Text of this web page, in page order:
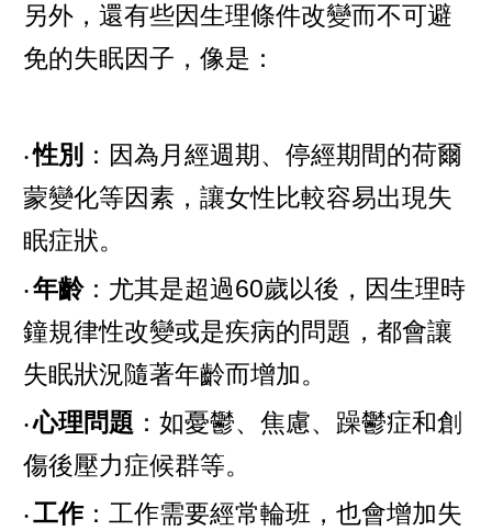
另外，還有些因生理條件改變而不可避
免的失眠因子，像是：
‧性別 ：因為月經週期、停經期間的荷爾
蒙變化等因素，讓女性比較容易出現失
眠症狀。
‧年齡：尤其是超過60歲以後，因生理時
鐘規律性改變或是疾病的問題，都會讓
失眠狀況隨著年齡而增加。
‧心理問題 ：如憂鬱、焦慮、躁鬱症和創
傷後壓力症候群等。
‧工作：工作需要經常輪班，也會增加失